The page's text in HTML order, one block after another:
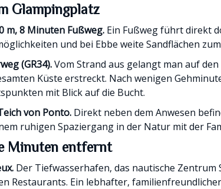
Glampingplatz
m, 8 Minuten Fußweg. Ein Fußweg führt direkt
und bei Ebbe weite Sandflächen
(GR34).Vom Strand aus gelangt man auf
Küste erstreckt. Nach wenigen
mit Blick auf die Bucht.
von Ponto. Direkt neben dem Anwesen
ruhigen Spaziergang in der Natur mit der
Minuten entfernt
Der Tiefwasserhafen, das nautische Zentrum
Restaurants. Ein lebhafter,